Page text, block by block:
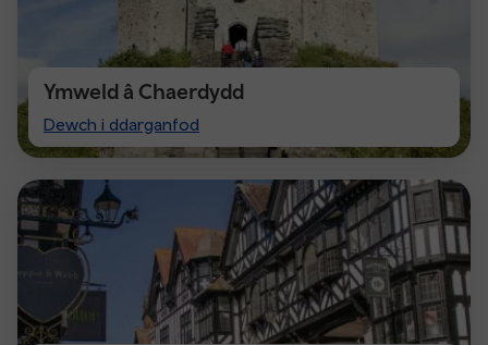
Ymweld â Chaerdydd
Dewch i ddarganfod
Visit
Cardiff